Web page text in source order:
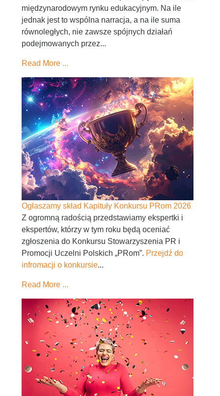
międzynarodowym rynku edukacyjnym. Na ile
jednak jest to wspólna narracja, a na ile suma
równoległych, nie zawsze spójnych działań
podejmowanych przez...
Read More ...
Ogłaszamy skład Kapituły Konkursu PRom 2026
Z ogromną radością przedstawiamy ekspertki i
ekspertów, którzy w tym roku będą oceniać
zgłoszenia do Konkursu Stowarzyszenia PR i
Promocji Uczelni Polskich „PRom”. Przejdź do
infromacji o konkursie...
Read More ...